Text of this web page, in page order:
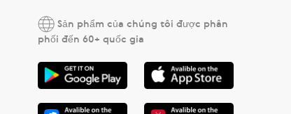
Sản phẩm của chúng tôi được phân
phối đến 60+ quốc gia